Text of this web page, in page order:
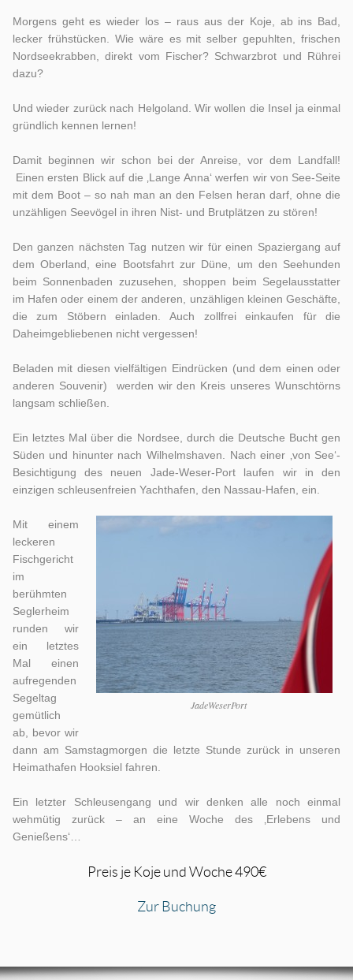
Morgens geht es wieder los – raus aus der Koje, ab ins Bad,
lecker frühstücken. Wie wäre es mit selber gepuhlten, frischen
Nordseekrabben, direkt vom Fischer? Schwarzbrot und Rührei
dazu?
Und wieder zurück nach Helgoland. Wir wollen die Insel ja einmal
gründlich kennen lernen!
Damit beginnen wir schon bei der Anreise, vor dem Landfall!
Einen ersten Blick auf die ‚Lange Anna‘ werfen wir von See-Seite
mit dem Boot – so nah man an den Felsen heran darf, ohne die
unzähligen Seevögel in ihren Nist- und Brutplätzen zu stören!
Den ganzen nächsten Tag nutzen wir für einen Spaziergang auf
dem Oberland, eine Bootsfahrt zur Düne, um den Seehunden
beim Sonnenbaden zuzusehen, shoppen beim Segelausstatter
im Hafen oder einem der anderen, unzähligen kleinen Geschäfte,
die zum Stöbern einladen. Auch zollfrei einkaufen für die
Daheimgebliebenen nicht vergessen!
Beladen mit diesen vielfältigen Eindrücken (und dem einen oder
anderen Souvenir) werden wir den Kreis unseres Wunschtörns
langsam schließen.
Ein letztes Mal über die Nordsee, durch die Deutsche Bucht gen
Süden und hinunter nach Wilhelmshaven. Nach einer ‚von See‘-
Besichtigung des neuen Jade-Weser-Port laufen wir in den
einzigen schleusenfreien Yachthafen, den Nassau-Hafen, ein.
JadeWeserPort
Mit einem
leckeren
Fischgericht
im
berühmten
Seglerheim
runden wir
ein letztes
Mal einen
aufregenden
Segeltag
gemütlich
ab, bevor wir
dann am Samstagmorgen die letzte Stunde zurück in unseren
Heimathafen Hooksiel fahren.
Ein letzter Schleusengang und wir denken alle noch einmal
wehmütig zurück – an eine Woche des ‚Erlebens und
Genießens‘…
Preis je Koje und Woche 490€
Zur Buchung